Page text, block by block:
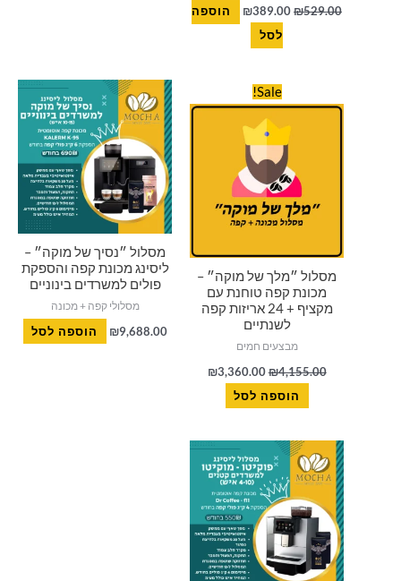
₪529.00
₪389.00
הוספה
לסל
Sale!
מסלול ״מלך של מוקה״ –
מכונת קפה טוחנת עם
מקציף + 24 אריזות קפה
לשנתיים
מבצעים חמים
₪4,155.00
המחיר
המקורי
היה:
₪4,155.00.
₪3,360.00
הנוכחי
₪3,360.00.
הוספה לסל
מסלול ״נסיך של מוקה״ –
ליסינג מכונת קפה והספקת
פולים למשרדים בינוניים
מסלולי קפה + מכונה
₪9,688.00 הוספה לסל